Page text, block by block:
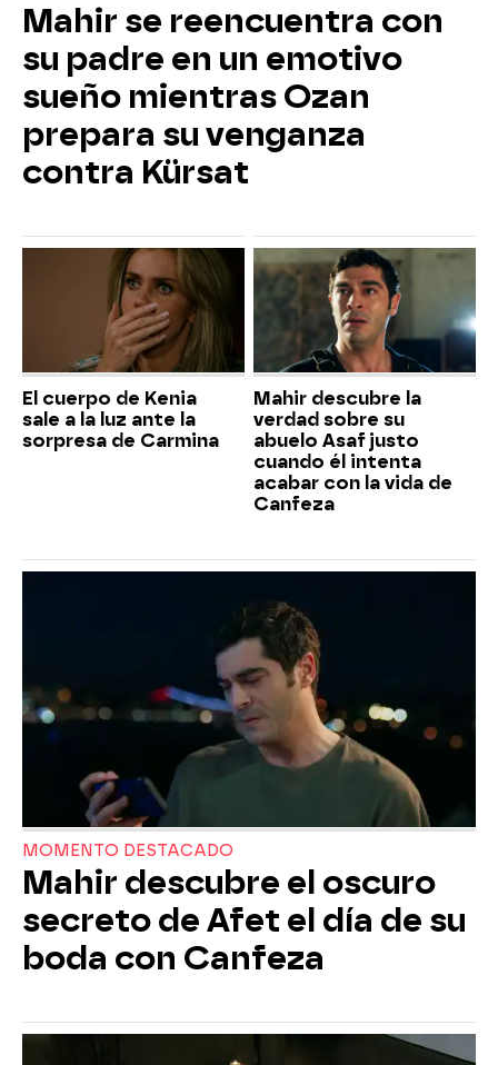
Mahir se reencuentra con
su padre en un emotivo
sueño mientras Ozan
prepara su venganza
contra Kürsat
El cuerpo de Kenia
sale a la luz ante la
sorpresa de Carmina
Mahir descubre la
verdad sobre su
abuelo Asaf justo
cuando él intenta
acabar con la vida de
Canfeza
MOMENTO DESTACADO
Mahir descubre el oscuro
secreto de Afet el día de su
boda con Canfeza